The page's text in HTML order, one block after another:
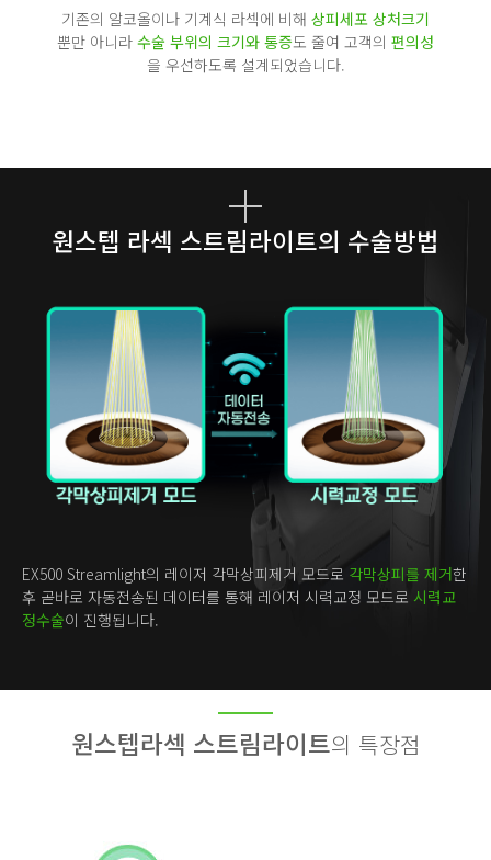
기존의 알코올이나 기계식 라섹에 비해 상피세포 상처크기
뿐만 아니라 수술 부위의 크기와 통증도 줄여 고객의 편의성
을 우선하도록 설계되었습니다.
원스텝 라섹 스트림라이트의 수술방법
EX500 Streamlight의 레이저 각막상피제거 모드로 각막상피를 제거한
후 곧바로 자동전송된 데이터를 통해 레이저 시력교정 모드로 시력교
정수술이 진행됩니다.
원스텝라섹 스트림라이트의 특장점